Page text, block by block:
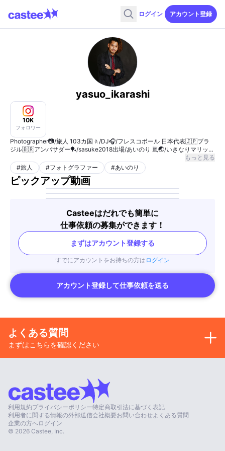
ログイン アカウント登録
yasuo_ikarashi
10K
フォロワー
Photographer📷/旅人 103カ国🚶/DJ🎧/フレスコボール 日本代表🇯🇵ブラ
ジル🇧🇷アンバサダー🏓/sasuke2018出場/あいのり 嵐🌏/いきなりマリッジ
もっと見る
#旅人 #フォトグラファー #あいのり
ピックアップ動画
Casteeはだれでも簡単に
仕事依頼の募集ができます！
まずはアカウント登録する
すでにアカウントをお持ちの方は ログイン
アカウント登録して仕事依頼を送る
よくある質問
まずはこちらを確認ください
利用規約プライバシーポリシー特定商取引法に基づく表記
利用者に関する情報の外部送信会社概要お問い合わせ よくある質問
企業の方へログイン
© 2026 Castee, Inc.